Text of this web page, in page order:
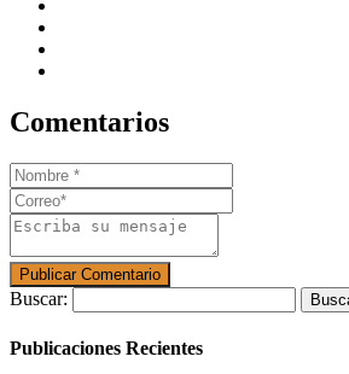
Comentarios
Buscar:
Publicaciones Recientes